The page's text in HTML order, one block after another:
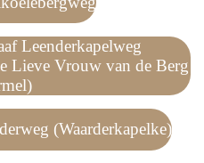
Leenderkapelweg
Lieve Vrouw van de Berg
(Waarderkapelke)